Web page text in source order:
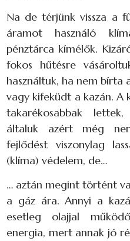
Na de térjünk vissza a
áramot használó
pénztárca kímélők.
fokos hűtésre
használtuk, ha nem bírta
vagy kifeküdt a kazán. A
takarékosabbak
általuk azért még
fejlődést viszonylag
(klíma) védelem, de…
… aztán megint történt
a gáz ára. Annyi a
esetleg olajjal
energia, mert annak jó